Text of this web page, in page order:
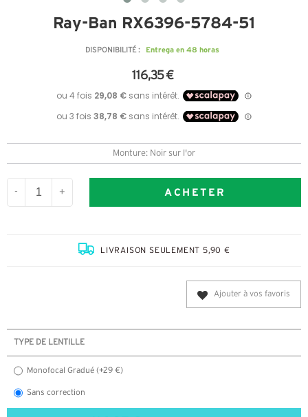
Ray-Ban RX6396-5784-51
DISPONIBILITÉ : Entrega en 48 horas
116,35 €
Monture: Noir sur l'or
- + ACHETER
LIVRAISON SEULEMENT 5,90 €
Ajouter à vos favoris
TYPE DE LENTILLE
Monofocal Gradué (+29 €)
Sans correction